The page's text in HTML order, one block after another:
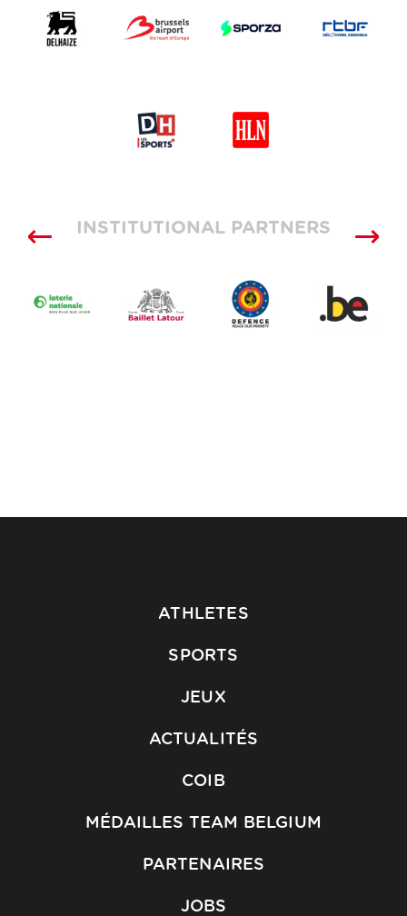
INSTITUTIONAL PARTNERS
ATHLETES
SPORTS
JEUX
ACTUALITÉS
COIB
MÉDAILLES TEAM BELGIUM
PARTENAIRES
JOBS